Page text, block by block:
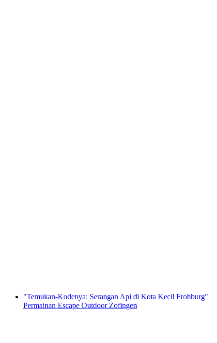
"Temukan-Kodenya: Serangan Api di Kota Kecil Frohburg"
Permainan Escape Outdoor Zofingen